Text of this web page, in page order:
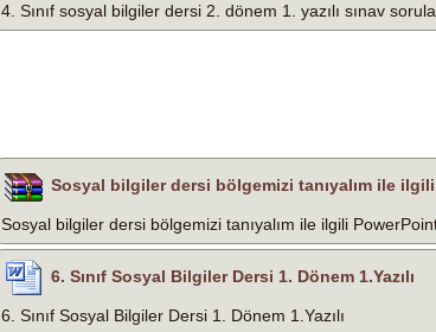
4. Sınıf sosyal bilgiler dersi 2. dönem 1. yazılı sınav
Sosyal bilgiler dersi bölgemizi tanıyalım ile
Sosyal bilgiler dersi bölgemizi tanıyalım ile ilgili
6. Sınıf Sosyal Bilgiler Dersi 1. Dönem 1.Yazılı
6. Sınıf Sosyal Bilgiler Dersi 1. Dönem 1.Yazılı